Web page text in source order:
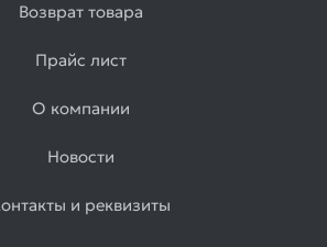
Возврат товара
Прайс лист
О компании
Новости
и реквизиты